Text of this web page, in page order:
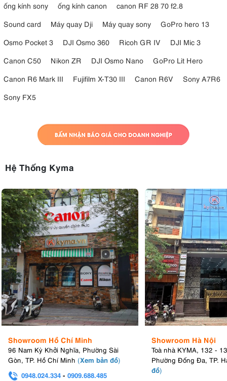
ống kính sony
ống kính canon
canon RF 28 70 f2.8
Sound card
Máy quay Dji Máy quay sony
GoPro hero 13
Osmo Pocket 3
DJI Osmo 360 Ricoh GR IV
DJI Mic 3
Canon C50
Nikon ZR DJI Osmo Nano
GoPro Lit Hero
Canon R6 Mark III
Fujifilm X-T30 III Canon R6V
Sony A7R6
Sony FX5
Hệ Thống Kyma
Showroom Hồ Chí Minh
96 Nam Kỳ Khởi Nghĩa, Phường Sài
Gòn, TP. Hồ Chí Minh (Xem bản đồ)
0948.024.334 - 0909.688.485
Showroom Hà Nội
Toà nhà KYMA, 132 -
Phường Đống Đa, TP.
đồ)